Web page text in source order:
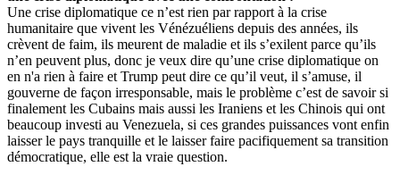
Une crise diplomatique ce n’est rien par rapport à la crise
humanitaire que vivent les Vénézuéliens depuis des années, ils
crèvent de faim, ils meurent de maladie et ils s’exilent parce qu’ils
n’en peuvent plus, donc je veux dire qu’une crise diplomatique on
en n'a rien à faire et Trump peut dire ce qu’il veut, il s’amuse, il
gouverne de façon irresponsable, mais le problème c’est de savoir si
finalement les Cubains mais aussi les Iraniens et les Chinois qui ont
beaucoup investi au Venezuela, si ces grandes puissances vont enfin
laisser le pays tranquille et le laisser faire pacifiquement sa transition
démocratique, elle est la vraie question.